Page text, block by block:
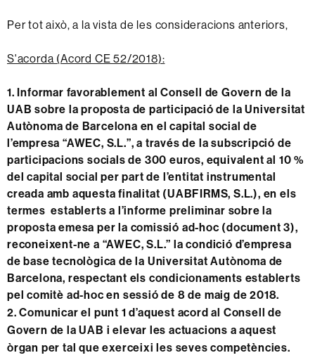
Per tot això, a la vista de les consideracions anteriors,
S'acorda (Acord CE 52/2018):
1. Informar favorablement al Consell de Govern de la
UAB sobre la proposta de participació de la Universitat
Autònoma de Barcelona en el capital social de
l’empresa “AWEC, S.L.”, a través de la subscripció de
participacions socials de 300 euros, equivalent al 10 %
del capital social per part de l’entitat instrumental
creada amb aquesta finalitat (UABFIRMS, S.L.), en els
termes establerts a l’informe preliminar sobre la
proposta emesa per la comissió ad-hoc (document 3),
reconeixent-ne a “AWEC, S.L.” la condició d’empresa
de base tecnològica de la Universitat Autònoma de
Barcelona, respectant els condicionaments establerts
pel comitè ad-hoc en sessió de 8 de maig de 2018.
2. Comunicar el punt 1 d’aquest acord al Consell de
Govern de la UAB i elevar les actuacions a aquest
òrgan per tal que exerceixi les seves competències.